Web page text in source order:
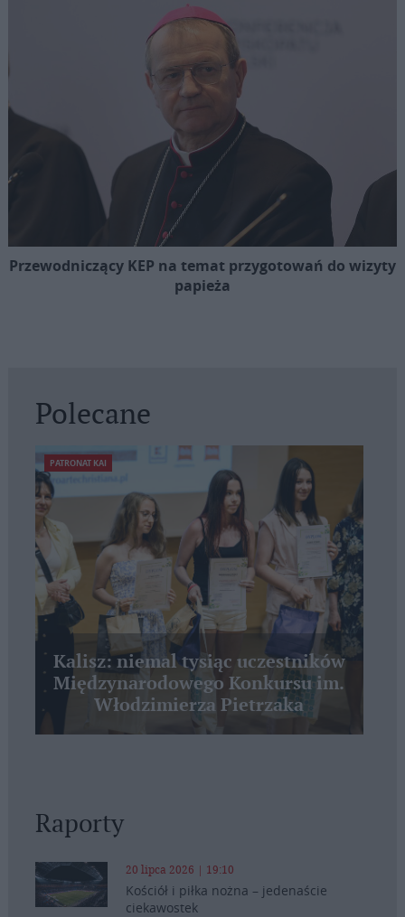
Przewodniczący KEP na temat przygotowań do wizyty
papieża
Polecane
PATRONAT KAI
Kalisz: niemal tysiąc uczestników
Międzynarodowego Konkursu im.
Włodzimierza Pietrzaka
Raporty
20 lipca 2026 | 19:10
Kościół i piłka nożna – jedenaście
ciekawostek